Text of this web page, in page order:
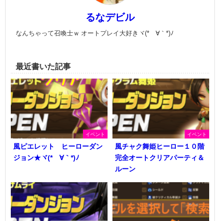
るなデビル
なんちゃって召喚士ｗ オートプレイ大好きヾ(*´∀｀*)ﾉ
最近書いた記事
イベント
風ピエレット ヒーローダン
ジョン★ヾ(*´∀｀*)ﾉ
イベント
風チャク舞姫ヒーロー１０階
完全オートクリアパーティ＆
ルーン